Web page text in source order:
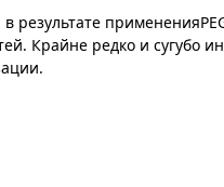
Крайне редко и сугубо